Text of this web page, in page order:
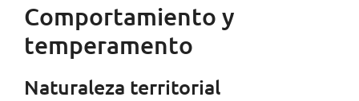
Comportamiento y
temperamento
Naturaleza territorial